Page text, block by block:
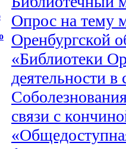
Опрос на тему
Оренбургской
«Библиотеки
деятельности
связи с